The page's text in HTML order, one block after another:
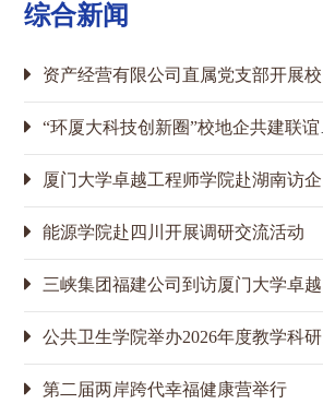
综合新闻
资产经营有限公司直属党支部开展校地企党支部共建活动
“环厦大科技创新圈”校地企共建联谊会在翔安校区举行
厦门大学卓越工程师学院赴湖南访企拓岗
能源学院赴四川开展调研交流活动
三峡集团福建公司到访厦门大学卓越工程师学院座谈交流
公共卫生学院举办2026年度教学科研工作会
第二届两岸跨代幸福健康营举行